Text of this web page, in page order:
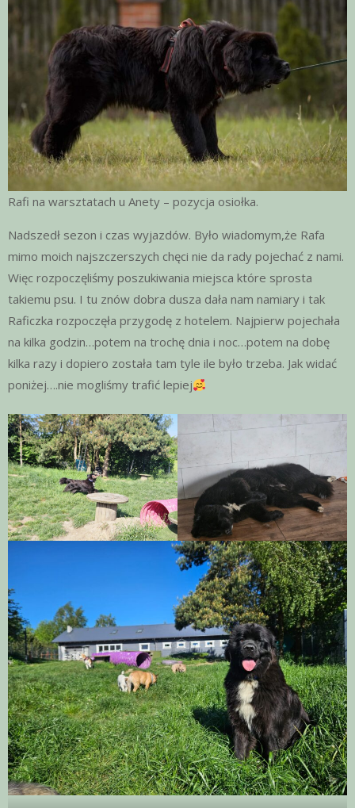
Rafi na warsztatach u Anety – pozycja osiołka.
Nadszedł sezon i czas wyjazdów. Było wiadomym,że Rafa
mimo moich najszczerszych chęci nie da rady pojechać z nami.
Więc rozpoczęliśmy poszukiwania miejsca które sprosta
takiemu psu. I tu znów dobra dusza dała nam namiary i tak
Raficzka rozpoczęła przygodę z hotelem. Najpierw pojechała
na kilka godzin…potem na trochę dnia i noc…potem na dobę
kilka razy i dopiero została tam tyle ile było trzeba. Jak widać
poniżej….nie mogliśmy trafić lepiej